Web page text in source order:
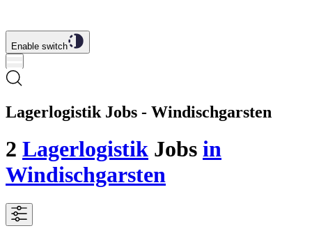
Enable switch
Lagerlogistik Jobs - Windischgarsten
2 Lagerlogistik Jobs in
Windischgarsten